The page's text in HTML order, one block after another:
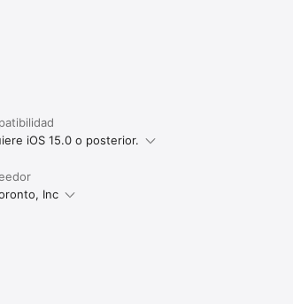
iOS 15.0 o posterior.
Inc